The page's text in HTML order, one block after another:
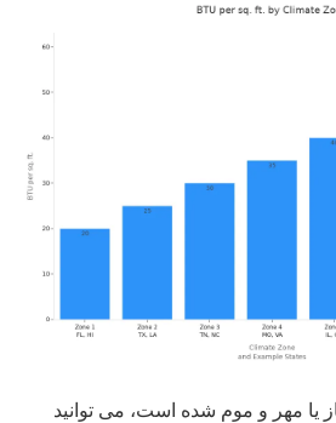
یا مهر و موم شده است، می توانید